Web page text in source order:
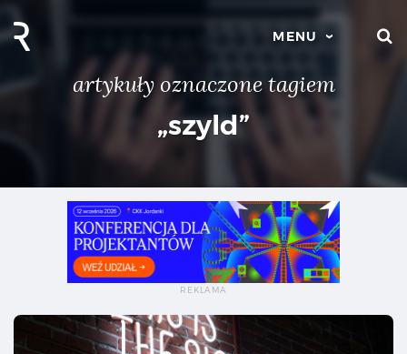
MENU
artykuły oznaczone tagiem
„szyld”